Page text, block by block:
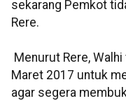
sekarang Pemkot
Rere.
Menurut Rere,
Maret 2017 untuk
agar segera